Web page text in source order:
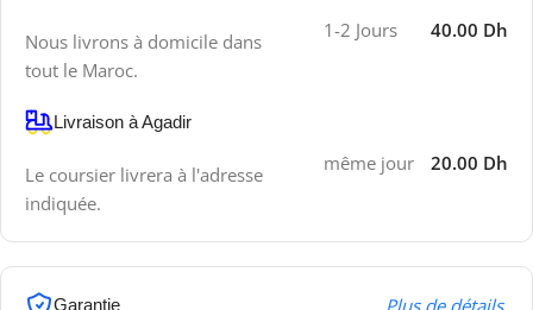
Nous livrons à domicile dans
tout le Maroc.
1-2 Jours 40.00 Dh
Livraison à Agadir
Le coursier livrera à l'adresse
indiquée.
même jour 20.00 Dh
Garantie Plus de détails.